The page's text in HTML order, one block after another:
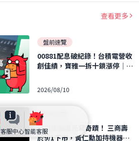
客服中心智能客服
查看更多
盤前速覽
00881配息破紀錄！台積電營收
創佳績，寶雅一拆十鎖漲停｜口
2026/08/10
盤前速覽
川湖衝破萬元寫奇蹟！ 三商壽
於9/1下市，黃仁勳加持機器人